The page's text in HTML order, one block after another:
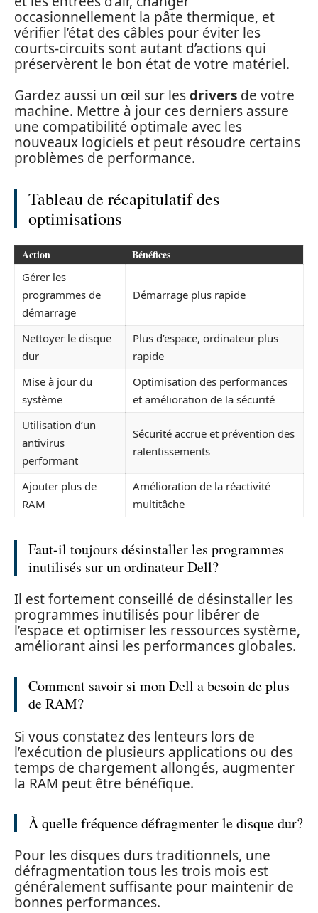
occasionnellement la pâte thermique, et
vérifier l’état des câbles pour éviter les
courts-circuits sont autant d’actions qui
préservèrent le bon état de votre matériel.
Gardez aussi un œil sur lesdrivers de votre
machine. Mettre à jour ces derniers assure
une compatibilité optimale avec les
nouveaux logiciels et peut résoudre certains
problèmes de performance.
Tableau de récapitulatif des
optimisations
Action Bénéfices
Gérer les
programmes de
démarrage
Démarrage plus rapide
Nettoyer le disque
dur
Plus d’espace, ordinateur plus
rapide
Mise à jour du
système
Optimisation des performances
et amélioration de la sécurité
Utilisation d’un
antivirus
performant
Sécurité accrue et prévention des
ralentissements
Ajouter plus de
RAM
Amélioration de la réactivité
multitâche
Faut-il toujours désinstaller les programmes
inutilisés sur un ordinateur Dell?
Il est fortement conseillé de désinstaller les
programmes inutilisés pour libérer de
l’espace et optimiser les ressources système,
améliorant ainsi les performances globales.
Comment savoir si mon Dell a besoin de plus
de RAM?
Si vous constatez des lenteurs lors de
l’exécution de plusieurs applications ou des
temps de chargement allongés, augmenter
la RAM peut être bénéfique.
À quelle fréquence défragmenter le disque dur?
Pour les disques durs traditionnels, une
défragmentation tous les trois mois est
généralement suffisante pour maintenir de
bonnes performances.